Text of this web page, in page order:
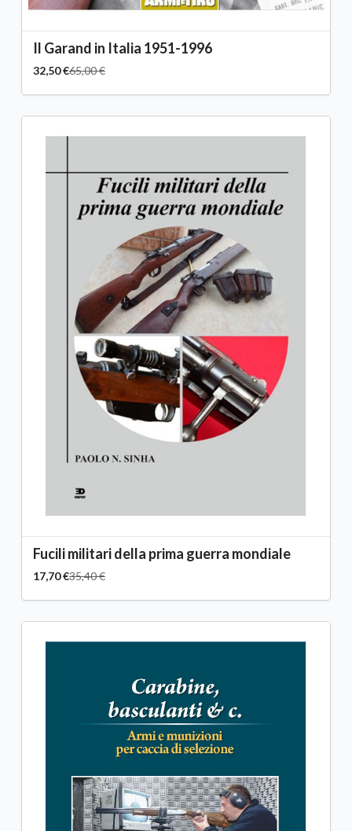
Il Garand in Italia 1951-1996
32,50 €65,00 €
Fucili militari della prima guerra mondiale
17,70 €35,40 €